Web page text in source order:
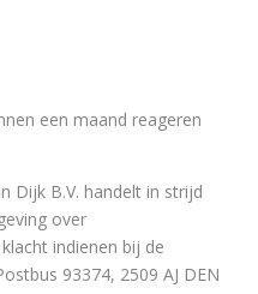
een maand reageren
Dijk B.V. handelt in strijd
over
indienen bij de
93374, 2509 AJ DEN